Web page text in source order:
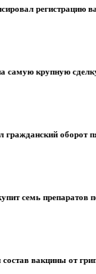
регистрацию
самую крупную
гражданский оборот
семь
вакцины от